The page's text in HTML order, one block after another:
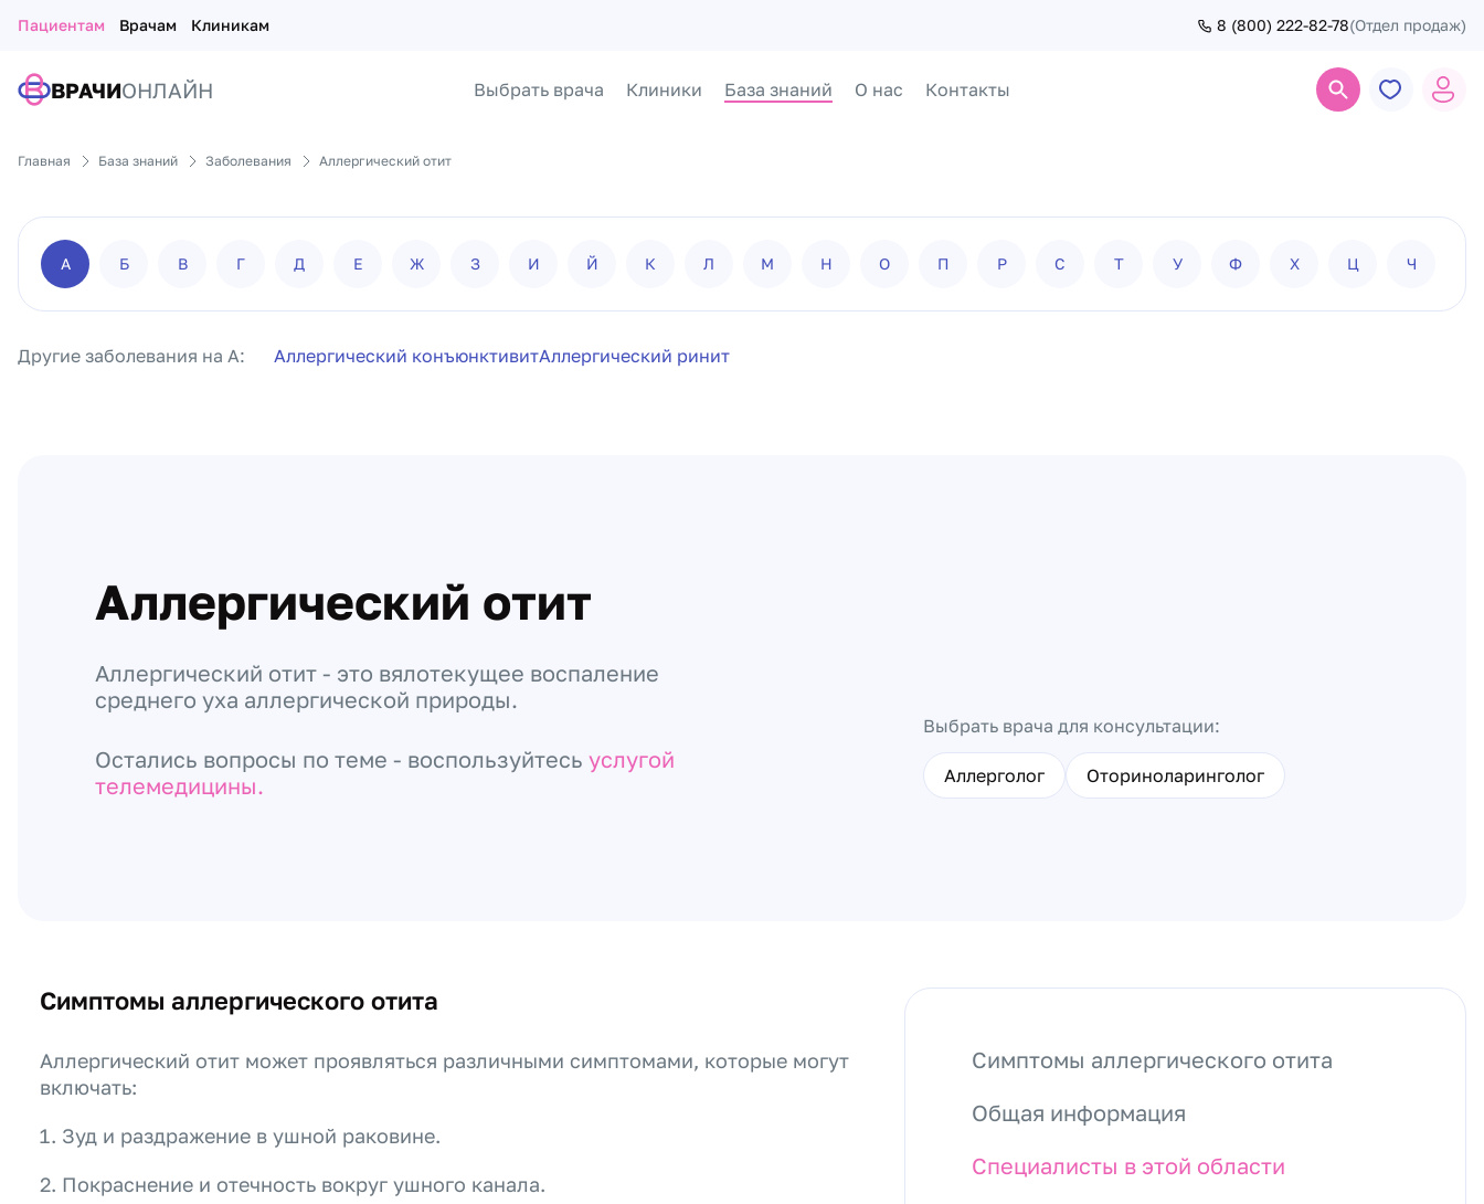
Пациентам Врачам Клиникам 8 (800) 222-82-78(Отдел продаж)
ВРАЧИОНЛАЙН Выбрать врача Клиники База знаний О нас Контакты
Главная База знаний Заболевания Аллергический отит
А Б В Г Д Е Ж З И Й К Л М Н О П Р С Т У Ф Х Ц Ч
Другие заболевания на А: Аллергический конъюнктивитАллергический ринит
Аллергический отит
Аллергический отит - это вялотекущее воспаление
среднего уха аллергической природы.
Остались вопросы по теме - воспользуйтесь услугой
телемедицины.
Выбрать врача для консультации:
Аллерголог Оториноларинголог
Симптомы аллергического отита
Аллергический отит может проявляться различными симптомами, которые могут
включать:
Зуд и раздражение в ушной раковине.
Покраснение и отечность вокруг ушного канала.
Симптомы аллергического отита
Общая информация
Специалисты в этой области